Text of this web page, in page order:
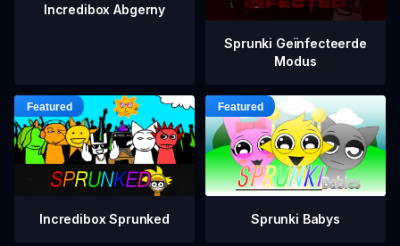
Incredibox Abgerny
Sprunki Geïnfecteerde
Modus
Incredibox Sprunked Sprunki Babys